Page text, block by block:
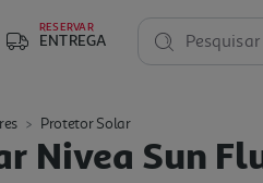
RESERVAR
ENTREGA Pesquisar
Protetor Solar
Nivea Sun